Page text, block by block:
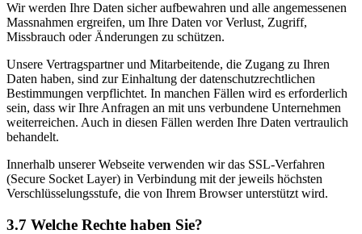
Wir werden Ihre Daten sicher aufbewahren und alle angemessenen
Massnahmen ergreifen, um Ihre Daten vor Verlust, Zugriff,
Missbrauch oder Änderungen zu schützen.
Unsere Vertragspartner und Mitarbeitende, die Zugang zu Ihren
Daten haben, sind zur Einhaltung der datenschutzrechtlichen
Bestimmungen verpflichtet. In manchen Fällen wird es erforderlich
sein, dass wir Ihre Anfragen an mit uns verbundene Unternehmen
weiterreichen. Auch in diesen Fällen werden Ihre Daten vertraulich
behandelt.
Innerhalb unserer Webseite verwenden wir das SSL-Verfahren
(Secure Socket Layer) in Verbindung mit der jeweils höchsten
Verschlüsselungsstufe, die von Ihrem Browser unterstützt wird.
3.7 Welche Rechte haben Sie?